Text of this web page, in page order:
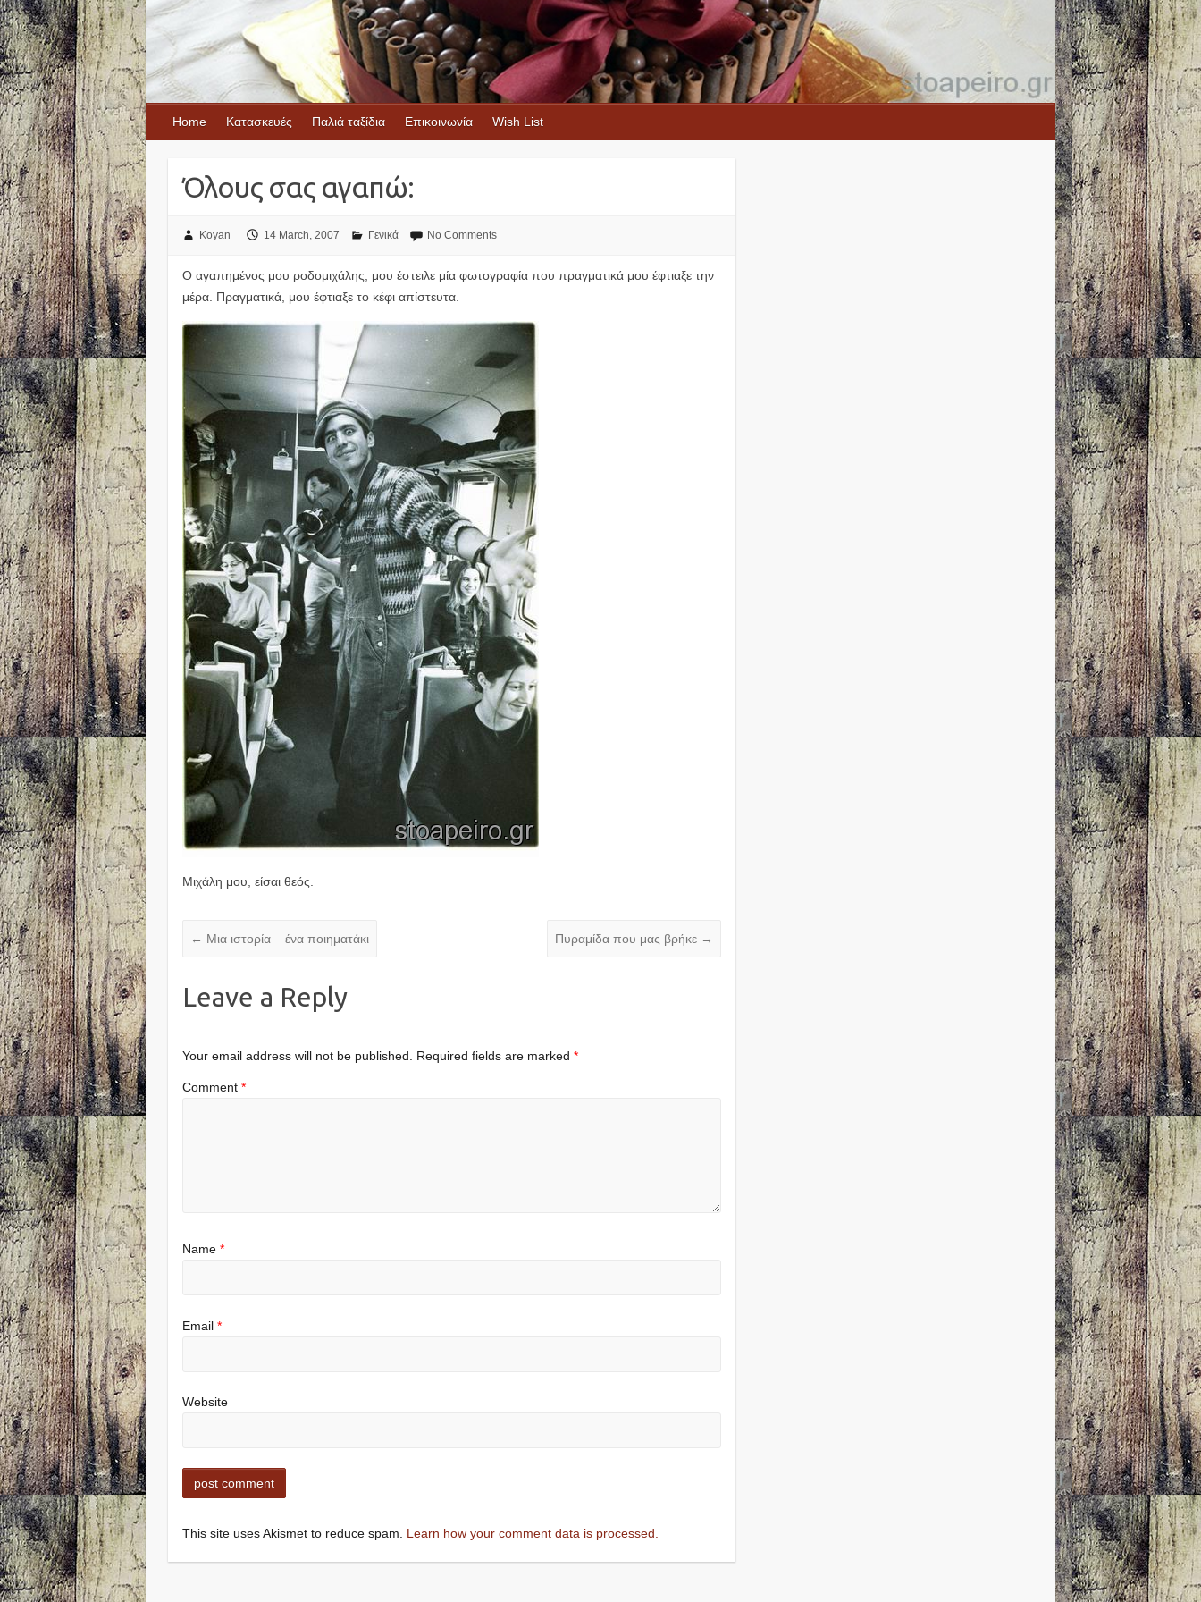
Home Κατασκευές Παλιά ταξίδια Επικοινωνία Wish List
Όλους σας αγαπώ:
Koyan 14 March, 2007 Γενικά No Comments
Ο αγαπημένος μου ροδομιχάλης, μου έστειλε μία φωτογραφία που πραγματικά μου έφτιαξε την
μέρα. Πραγματικά, μου έφτιαξε το κέφι απίστευτα.
Μιχάλη μου, είσαι θεός.
← Μια ιστορία – ένα ποιηματάκι Πυραμίδα που μας βρήκε →
Leave a Reply
Your email address will not be published. Required fields are marked*
Comment*
Name*
Email*
Website
This site uses Akismet to reduce spam. Learn how your comment data is processed.